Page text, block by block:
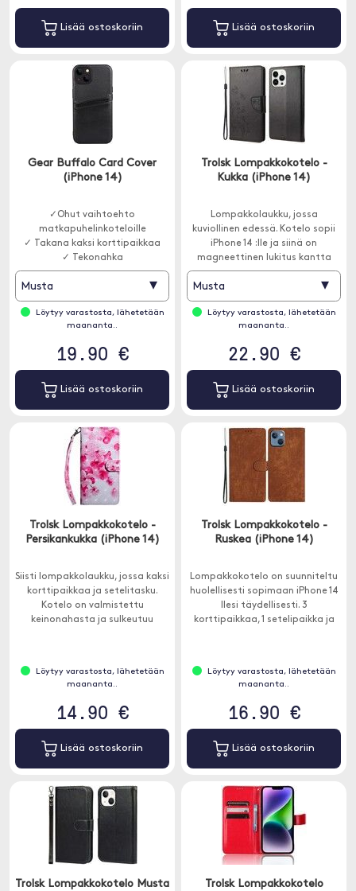
Lisää ostoskoriin Lisää ostoskoriin
Gear Buffalo Card Cover
(iPhone 14)
✓Ohut vaihtoehto
matkapuhelinkoteloille
✓ Takana kaksi korttipaikkaa
✓ Tekonahka
Musta ▾
Löytyy varastosta, lähetetään
maananta..
19.90 €
Lisää ostoskoriin
Trolsk Lompakkokotelo -
Kukka (iPhone 14)
Lompakkolaukku, jossa
kuviollinen edessä. Kotelo sopii
iPhone 14 :lle ja siinä on
magneettinen lukitus kantta
varten.
Musta ▾
Löytyy varastosta, lähetetään
maananta..
22.90 €
Lisää ostoskoriin
Trolsk Lompakkokotelo -
Persikankukka (iPhone 14)
Siisti lompakkolaukku, jossa kaksi
korttipaikkaa ja setelitasku.
Kotelo on valmistettu
keinonahasta ja sulkeutuu
Löytyy varastosta, lähetetään
maananta..
14.90 €
Lisää ostoskoriin
Trolsk Lompakkokotelo -
Ruskea (iPhone 14)
Lompakkokotelo on suunniteltu
huolellisesti sopimaan iPhone 14
llesi täydellisesti. 3
korttipaikkaa, 1 setelipaikka ja
Löytyy varastosta, lähetetään
maananta..
16.90 €
Lisää ostoskoriin
Trolsk Lompakkokotelo Musta
Trolsk Lompakkokotelo